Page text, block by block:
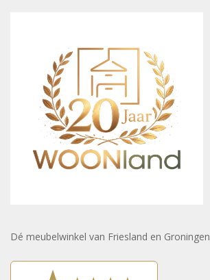
Dé meubelwinkel van Friesland en Groningen